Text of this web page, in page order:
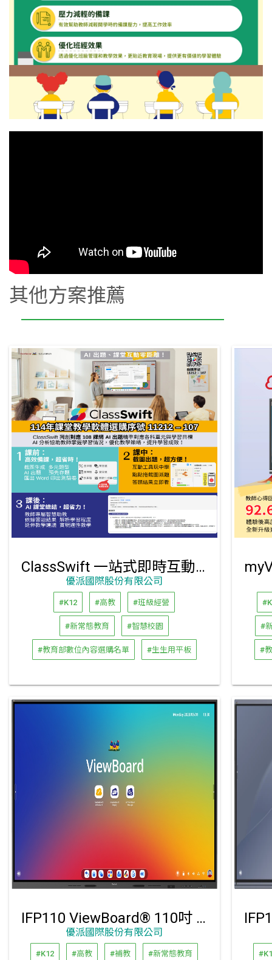
其他方案推薦
ClassSwift 一站式即時互動教學平臺
優派國際股份有限公司
#K12 #高教 #班級經營
#新常態教育 #智慧校園
#教育部數位內容選購名單 #生生用平板
#
#
IFP110 ViewBoard® 110吋 4K 互動顯示器
優派國際股份有限公司
#K12 #高教 #補教 #新常態教育